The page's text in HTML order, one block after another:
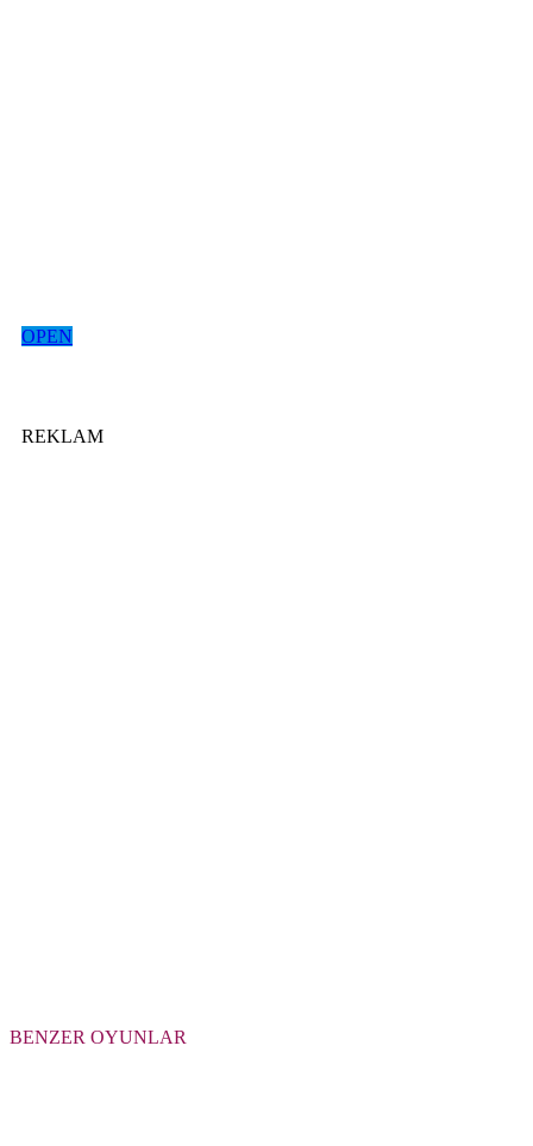
OPEN
REKLAM
BENZER OYUNLAR